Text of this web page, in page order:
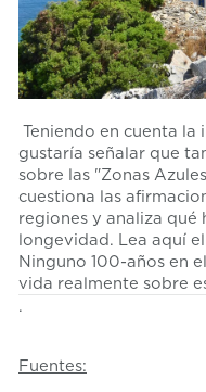
Teniendo en cuenta
gustaría señalar que
sobre las "Zonas
cuestiona las
regiones y analiza qué
longevidad. Lea aquí
Ninguno 100-años en el
vida realmente sobre
.
Fuentes: